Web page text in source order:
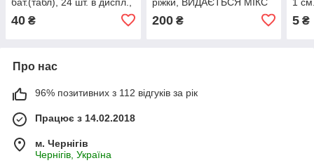
40 ₴ 200₴ 5 ₴
Про нас
96% позитивних з 112 відгуків за рік
Працює з 14.02.2018
м. Чернігів
Чернігів, Україна